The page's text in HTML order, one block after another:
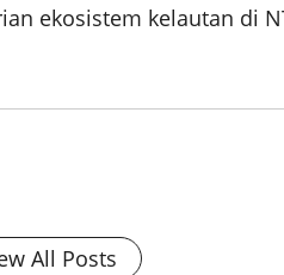
ekosistem kelautan di
All Posts